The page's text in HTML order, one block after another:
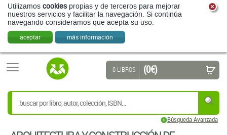
Utilizamos cookies propias y de terceros para mejorar
nuestros servicios y facilitar la navegación. Si continúa
navegando consideramos que acepta su uso.
aceptar más información
Búsqueda Avanzada
0 LIBROS (0 €)